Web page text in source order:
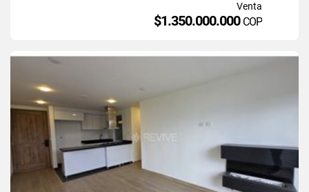
Venta
$1.350.000.000 COP